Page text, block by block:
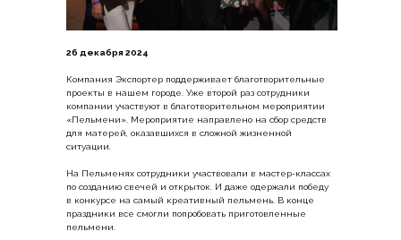
26 декабря 2024
Компания Экспортер поддерживает благотворительные
проекты в нашем городе. Уже второй раз сотрудники
компании участвуют в благотворительном мероприятии
«Пельмени». Мероприятие направлено на сбор средств
для матерей, оказавшихся в сложной жизненной
ситуации.
На Пельменях сотрудники участвовали в мастер-классах
по созданию свечей и открыток. И даже одержали победу
в конкурсе на самый креативный пельмень. В конце
праздники все смогли попробовать приготовленные
пельмени.